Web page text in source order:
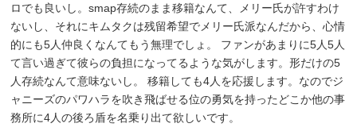
ロでも良いし。smap存続のまま移籍なんて、メリー氏が許すわけ
ないし、それにキムタクは残留希望でメリー氏派なんだから、心情
的にも5人仲良くなんてもう無理でしょ。 ファンがあまりに5人5人
て言い過ぎて彼らの負担になってるような気がします。形だけの5
人存続なんて意味ないし。 移籍しても4人を応援します。なのでジ
ャニーズのパワハラを吹き飛ばせる位の勇気を持ったどこか他の事
務所に4人の後ろ盾を名乗り出て欲しいです。